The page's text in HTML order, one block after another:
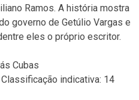
Ramos. A história mostra
governo de Getúlio Vargas e
eles o próprio escritor.
Cubas
indicativa: 14